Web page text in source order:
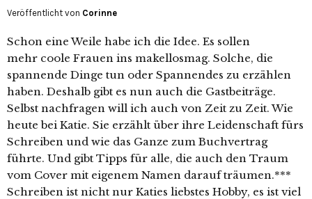
Veröffentlicht von Corinne
Schon eine Weile habe ich die Idee. Es sollen
mehr coole Frauen ins makellosmag. Solche, die
spannende Dinge tun oder Spannendes zu erzählen
haben. Deshalb gibt es nun auch die Gastbeiträge.
Selbst nachfragen will ich auch von Zeit zu Zeit. Wie
heute bei Katie. Sie erzählt über ihre Leidenschaft fürs
Schreiben und wie das Ganze zum Buchvertrag
führte. Und gibt Tipps für alle, die auch den Traum
vom Cover mit eigenem Namen darauf träumen.***
Schreiben ist nicht nur Katies liebstes Hobby, es ist viel